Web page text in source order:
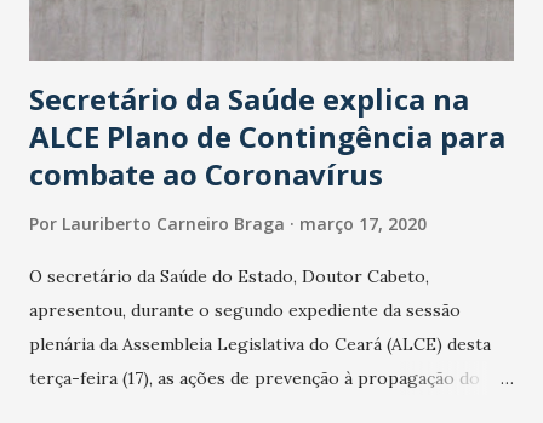
Secretário da Saúde explica na
ALCE Plano de Contingência para
combate ao Coronavírus
Por Lauriberto Carneiro Braga março 17, 2020
O secretário da Saúde do Estado, Doutor Cabeto,
apresentou, durante o segundo expediente da sessão
plenária da Assembleia Legislativa do Ceará (ALCE) desta
terça-feira (17), as ações de prevenção à propagação do